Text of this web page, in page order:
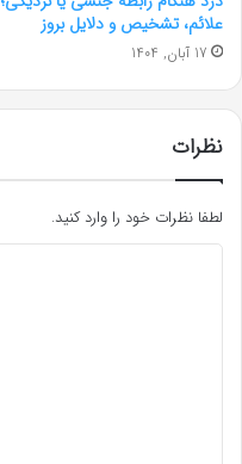
علائم، تشخیص و دلایل بروز
17 آبان, 1404
نظرات
لطفا نظرات خود را وارد کنید.